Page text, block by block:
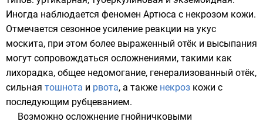
Иногда наблюдается феномен Артюса с некрозом кожи.
Отмечается сезонное усиление реакции на укус
москита, при этом более выраженный отёк и высыпания
могут сопровождаться осложнениями, такими как
лихорадка, общее недомогание, генерализованный отёк,
сильная тошнота и рвота, а также некроз кожи с
последующим рубцеванием.
Возможно осложнение гнойничковыми